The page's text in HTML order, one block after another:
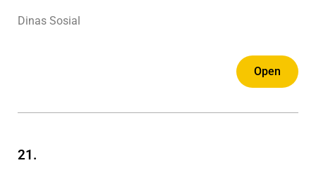
Dinas Sosial
Open
21.